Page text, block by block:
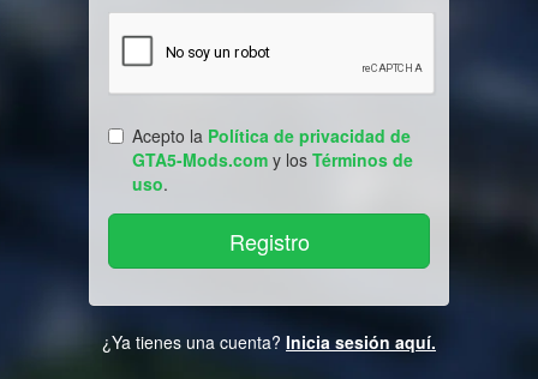
Acepto la Política de privacidad de
GTA5-Mods.com y los Términos de
uso.
¿Ya tienes una cuenta? Inicia sesión aquí.